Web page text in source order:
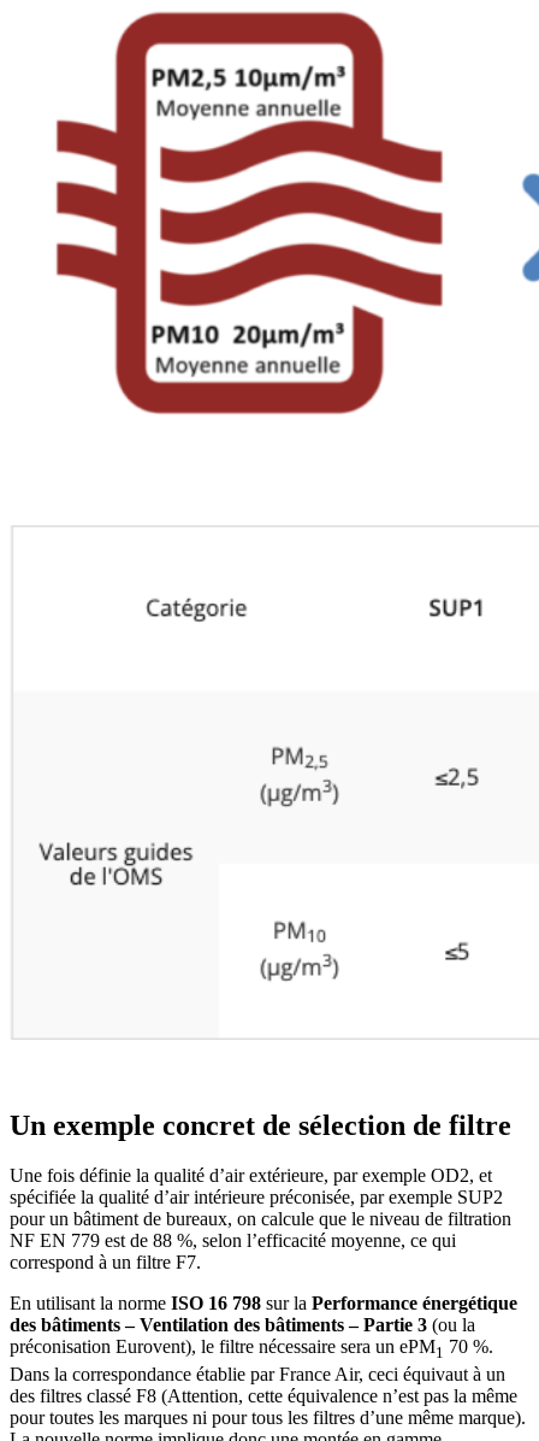
Un exemple concret de sélection de filtre
Une fois définie la qualité d’air extérieure, par exemple OD2, et
spécifiée la qualité d’air intérieure préconisée, par exemple SUP2
pour un bâtiment de bureaux, on calcule que le niveau de filtration
NF EN 779 est de 88 %, selon l’efficacité moyenne, ce qui
correspond à un filtre F7.
En utilisant la norme ISO 16 798 sur la Performance énergétique
des bâtiments – Ventilation des bâtiments – Partie 3 (ou la
préconisation Eurovent), le filtre nécessaire sera un ePM1 70 %.
Dans la correspondance établie par France Air, ceci équivaut à un
des filtres classé F8 (Attention, cette équivalence n’est pas la même
pour toutes les marques ni pour tous les filtres d’une même marque).